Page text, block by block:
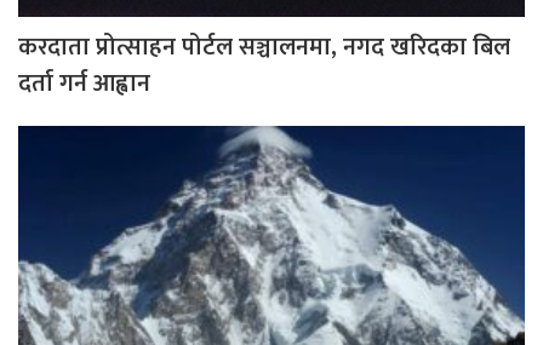
करदाता प्रोत्साहन पोर्टल सञ्चालनमा, नगद खरिदका बिल
दर्ता गर्न आह्वान